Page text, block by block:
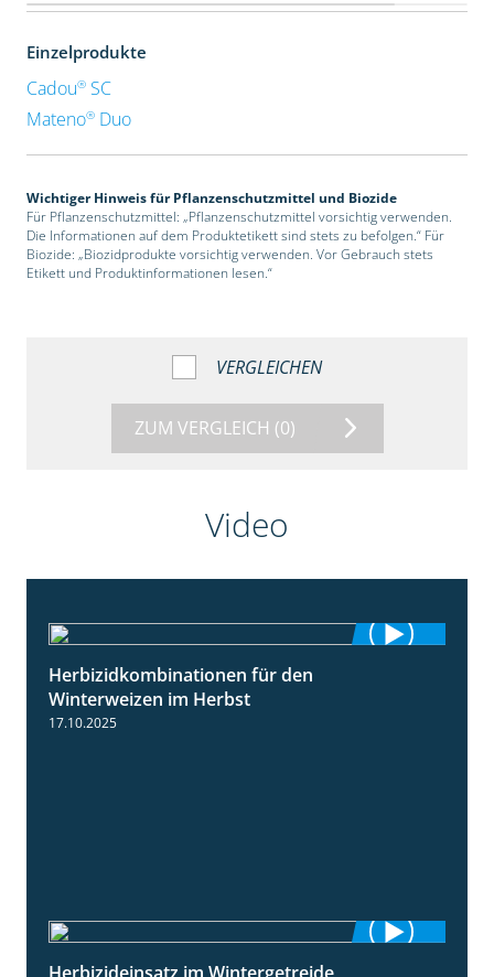
Einzelprodukte
Cadou®SC
Mateno®Duo
Wichtiger Hinweis für Pflanzenschutzmittel und Biozide
Für Pflanzenschutzmittel: „Pflanzenschutzmittel vorsichtig verwenden.
Die Informationen auf dem Produktetikett sind stets zu befolgen.“ Für
Biozide: „Biozidprodukte vorsichtig verwenden. Vor Gebrauch stets
Etikett und Produktinformationen lesen.“
VERGLEICHEN
ZUM VERGLEICH (0)
Video
Herbizidkombinationen für den
Winterweizen im Herbst
17.10.2025